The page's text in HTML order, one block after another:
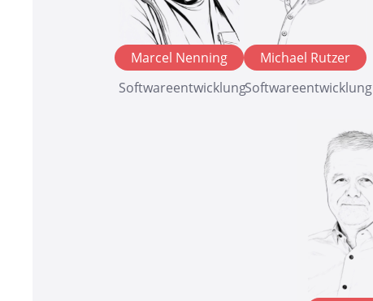
Marcel Nenning
Softwareentwicklung
Michael Rutzer
Softwareentwicklung